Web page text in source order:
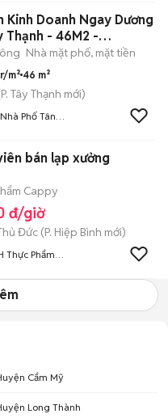
Kinh Doanh Ngay Dương
Thạnh - 46M2 -
Nhà mặt phố, mặt tiền
m² 46 m²
P. Tây Thạnh mới)
Phố Tân
bán lạp xưởng
Cappy
đ/giờ
Đức (P. Hiệp Bình mới)
Thực Phẩm
Cẩm Mỹ
Long Thành